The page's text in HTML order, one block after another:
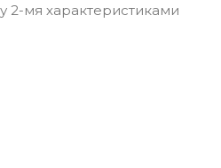
2-мя характеристиками